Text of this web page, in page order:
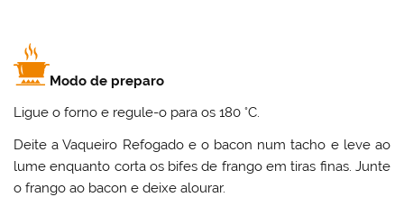
Modo de preparo
Ligue o forno e regule-o para os 180 °C.
Deite a Vaqueiro Refogado e o bacon num tacho e leve ao
lume enquanto corta os bifes de frango em tiras finas. Junte
o frango ao bacon e deixe alourar.